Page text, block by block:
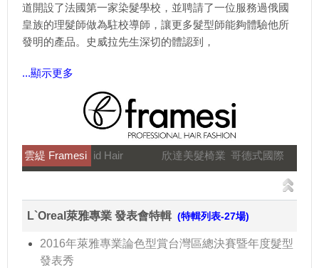
道開設了法國第一家染髮學校，並聘請了一位服務過俄國
皇族的理髮師做為駐校導師，讓更多髮型師能夠體驗他所
發明的產品。史威拉先生深切的體認到，
...顯示更多
雲緹 Framesi id Hair 欣達美髮椅業 哥德式國際
L`Oreal萊雅專業 發表會特輯 (特輯列表-27場)
2016年萊雅專業論色型賞台灣區總決賽暨年度髮型
發表秀